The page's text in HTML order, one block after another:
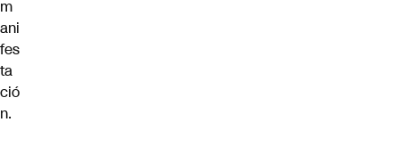
m
ani
fes
ta
ció
n.